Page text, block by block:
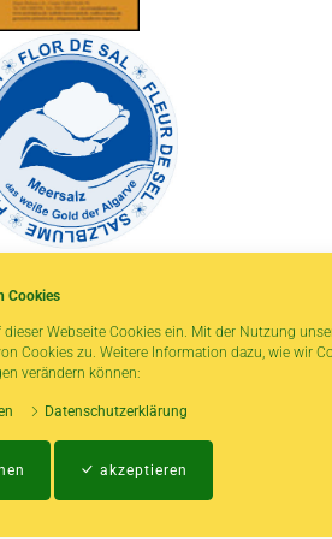
Cookies
dieser Webseite Cookies ein. Mit der Nutzung
Cookies zu. Weitere Information dazu, wie wir
verändern können:
Datenschutzerklärung
akzeptieren
Lieferungen innerhalb Deutschlands,
Schaltfläche mit den
Impressum-AGB-Zahlungs- und